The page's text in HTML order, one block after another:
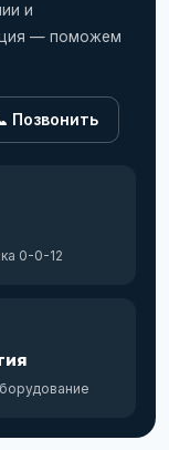
и
— поможем
Позвонить
0-0-12